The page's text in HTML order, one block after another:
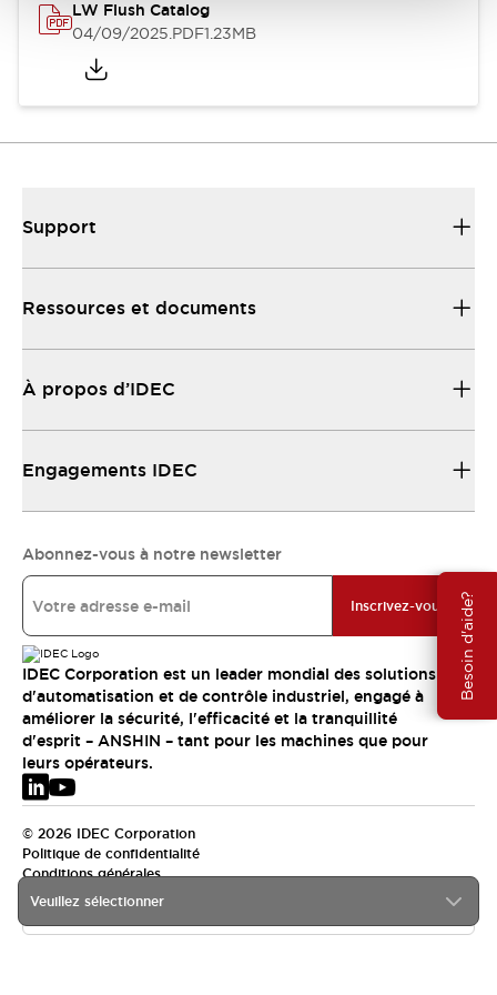
Besoin d'aide?
LW Flush Catalog
04/09/2025.PDF1.23MB
Veuillez sélectionner
Support
Ressources et documents
À propos d’IDEC
Engagements IDEC
Abonnez-vous à notre newsletter
Inscrivez-vous
IDEC Corporation est un leader mondial des solutions
d'automatisation et de contrôle industriel, engagé à
améliorer la sécurité, l'efficacité et la tranquillité
d'esprit – ANSHIN – tant pour les machines que pour
leurs opérateurs.
© 2026 IDEC Corporation
Politique de confidentialité
Conditions générales
EMEA